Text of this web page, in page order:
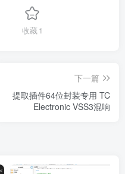
收藏1
下一篇
提取插件64位封装专用 TC
Electronic VSS3混响